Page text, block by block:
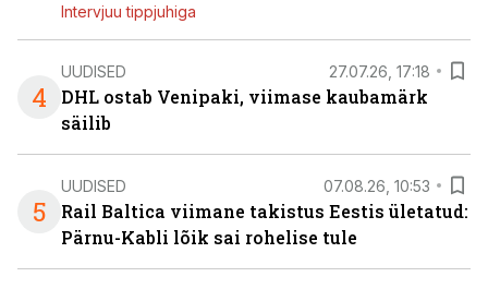
Intervjuu tippjuhiga
4
UUDISED 27.07.26, 17:18
DHL ostab Venipaki, viimase kaubamärk
säilib
5
UUDISED 07.08.26, 10:53
Rail Baltica viimane takistus Eestis ületatud:
Pärnu-Kabli lõik sai rohelise tule